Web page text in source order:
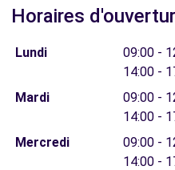
Horaires
Lundi
09:00 -
14:00 -
Mardi
09:00 -
14:00 -
Mercredi
09:00 -
14:00 -